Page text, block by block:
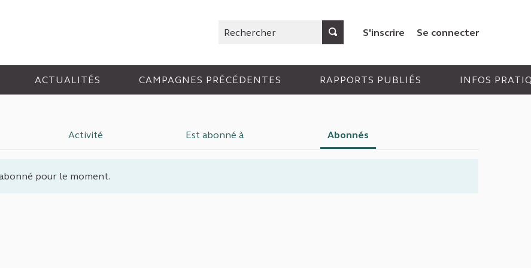
Rechercher S'inscrire Se connecter
ACTUALITÉS CAMPAGNES PRÉCÉDENTES RAPPORTS PUBLIÉS INFOS
Activité Est abonné à Abonnés
pour le moment.